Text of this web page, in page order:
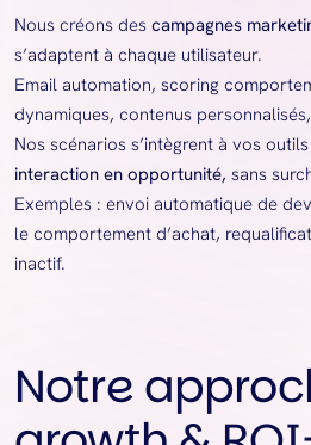
Nous créons des campagnes
s’adaptent à chaque utilisateur.
Email automation, scoring
dynamiques, contenus
Nos scénarios s’intègrent à vos
interaction en opportunité, sans
Exemples : envoi automatique de
le comportement d’achat,
inactif.
Notre approche